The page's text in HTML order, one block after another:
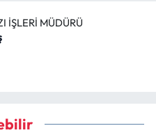
İŞLERI MÜDÜRÜ